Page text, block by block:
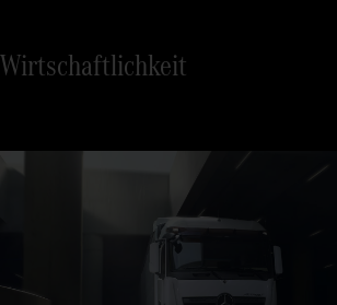
Wirtschaftlichkeit